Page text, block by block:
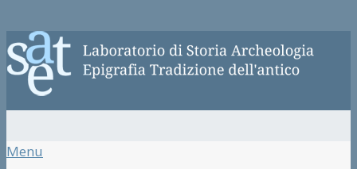
Menu